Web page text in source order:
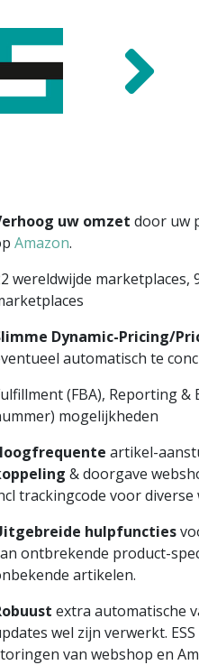
uw omzet door uw
Amazon.
wereldwijde marketplaces,
Dynamic-Pricing/
automatisch te
(FBA), Reporting
mogelijkheden
artikel-
& doorgave
trackingcode voor diverse
hulpfuncties
ontbrekende product-
artikelen.
extra automatische
wel zijn verwerkt.
van webshop en